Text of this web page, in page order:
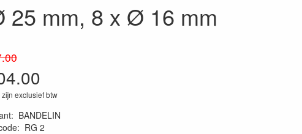
25 mm, 8 x Ø 16 mm
exclusief btw
: BANDELIN
: RG 2